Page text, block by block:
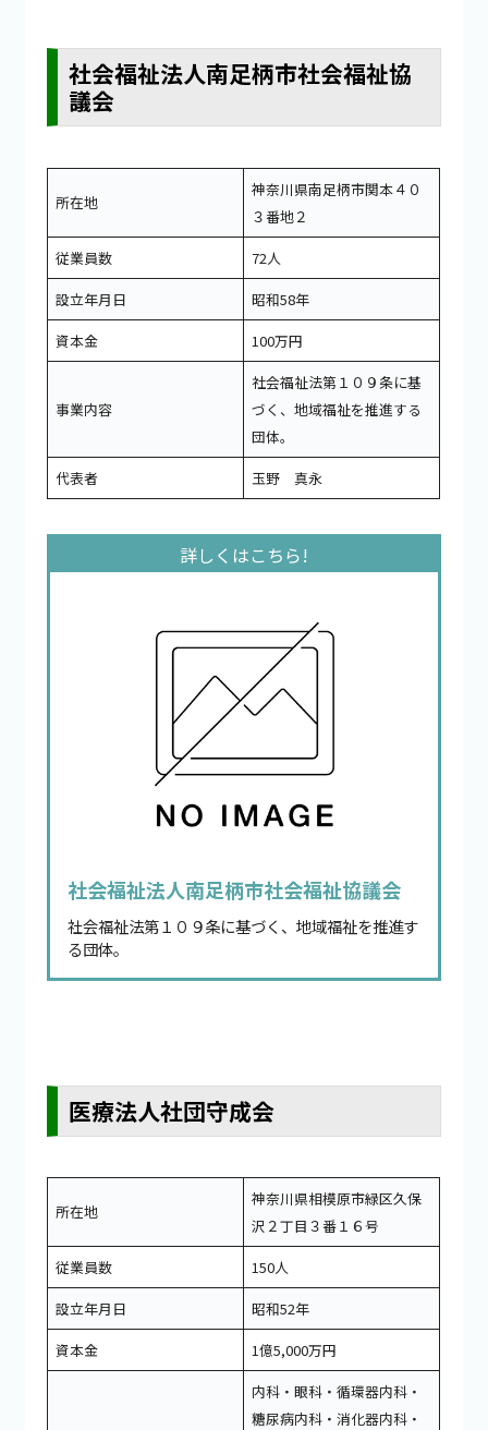
社会福祉法人南足柄市社会福祉協
議会
所在地
神奈川県南足柄市関本４０
３番地２
従業員数
72人
設立年月日
昭和58年
資本金
100万円
事業内容
社会福祉法第１０９条に基
づく、地域福祉を推進する
団体。
代表者
玉野 真永
社会福祉法人南足柄市社会福祉協議会
社会福祉法第１０９条に基づく、地域福祉を推進す
る団体。
医療法人社団守成会
所在地
神奈川県相模原市緑区久保
沢２丁目３番１６号
従業員数
150人
設立年月日
昭和52年
資本金
1億5,000万円
内科・眼科・循環器内科・
糖尿病内科・消化器内科・